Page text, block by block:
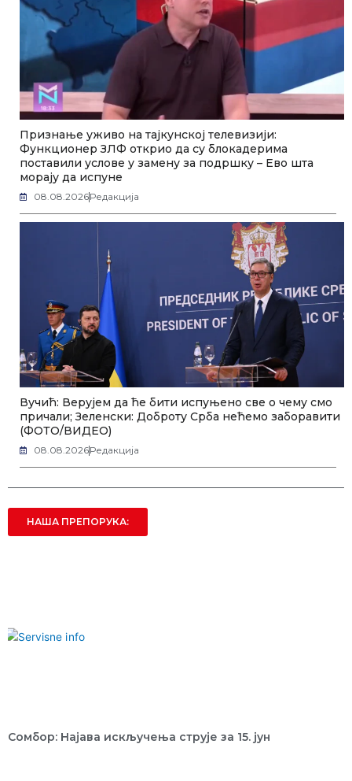
Признање уживо на тајкунској телевизији:
Функционер ЗЛФ открио да су блокадерима
поставили услове у замену за подршку – Ево шта
морају да испуне
08.08.2026Редакција
Вучић: Верујем да ће бити испуњено све о чему смо
причали; Зеленски: Доброту Срба нећемо заборавити
(ФОТО/ВИДЕО)
08.08.2026Редакција
НАША ПРЕПОРУКА:
Сомбор: Најава искључења струје за 15. јун